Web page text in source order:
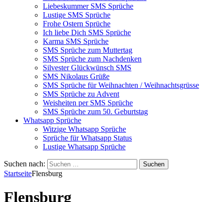
Liebeskummer SMS Sprüche
Lustige SMS Sprüche
Frohe Ostern Sprüche
Ich liebe Dich SMS Sprüche
Karma SMS Sprüche
SMS Sprüche zum Muttertag
SMS Sprüche zum Nachdenken
Silvester Glückwünsch SMS
SMS Nikolaus Grüße
SMS Sprüche für Weihnachten / Weihnachtsgrüsse
SMS Sprüche zu Advent
Weisheiten per SMS Sprüche
SMS Sprüche zum 50. Geburtstag
Whatsapp Sprüche
Witzige Whatsapp Sprüche
Sprüche für Whatsapp Status
Lustige Whatsapp Sprüche
Suchen nach:
StartseiteFlensburg
Flensburg